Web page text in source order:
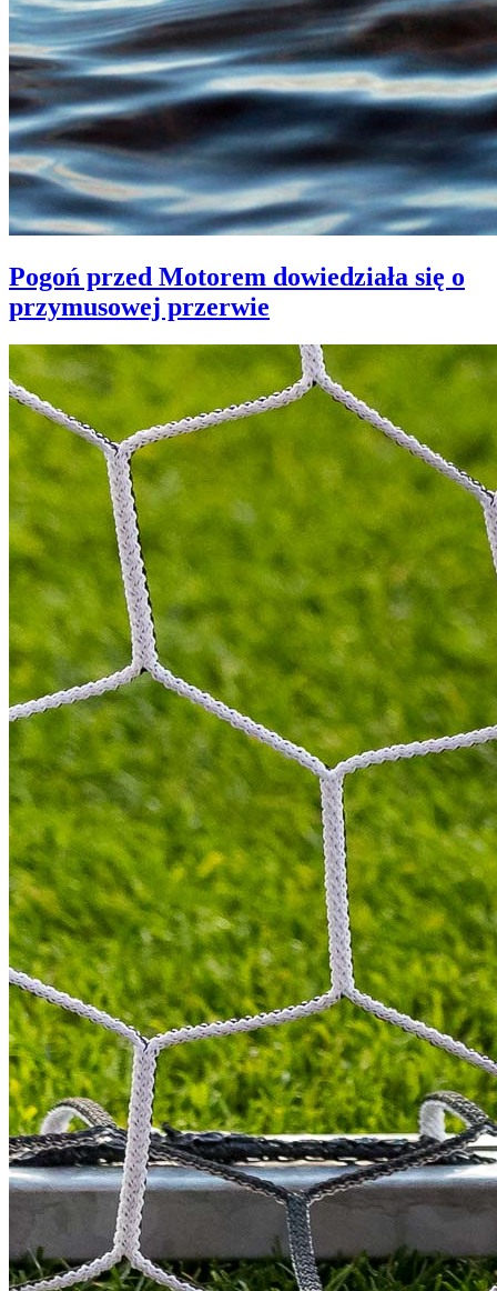
Pogoń przed Motorem dowiedziała się o
przymusowej przerwie